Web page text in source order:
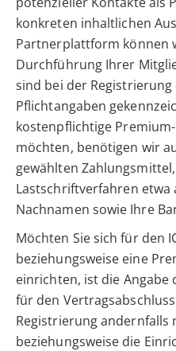
konkreten inhaltlichen
Partnerplattform können
Durchführung Ihrer
sind bei der Registrierung
Pflichtangaben
kostenpflichtige
möchten, benötigen wir
gewählten
Lastschriftverfahren etwa
Nachnamen sowie Ihre
Möchten Sie sich für den
beziehungsweise eine
einrichten, ist die
für den
Registrierung andernfalls
beziehungsweise die